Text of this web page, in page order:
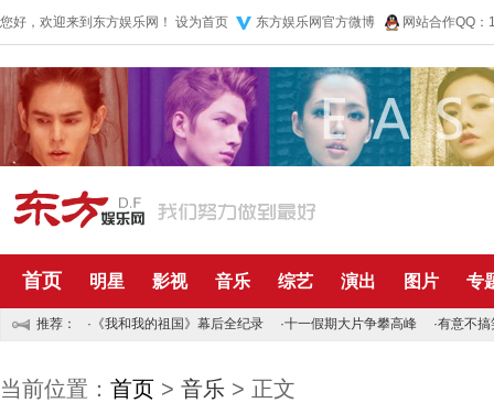
您好，欢迎来到东方娱乐网！ 设为首页 东方娱乐网官方微博 网站合作QQ
首页 明星 影视 音乐 综艺 演出 图片 专
推荐： · 《我和我的祖国》幕后全纪录 ·十一假期大片争攀高峰 ·有意不搞
当前位置： 首页 > 音乐 > 正文